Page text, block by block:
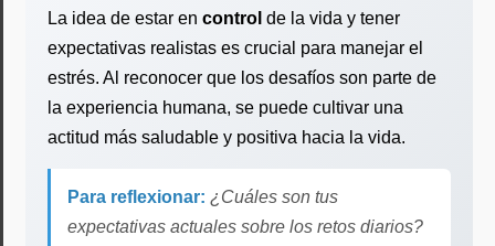
La idea de estar en control de la vida y tener
expectativas realistas es crucial para manejar el
estrés. Al reconocer que los desafíos son parte de
la experiencia humana, se puede cultivar una
actitud más saludable y positiva hacia la vida.
Para reflexionar: ¿Cuáles son tus
expectativas actuales sobre los retos diarios?